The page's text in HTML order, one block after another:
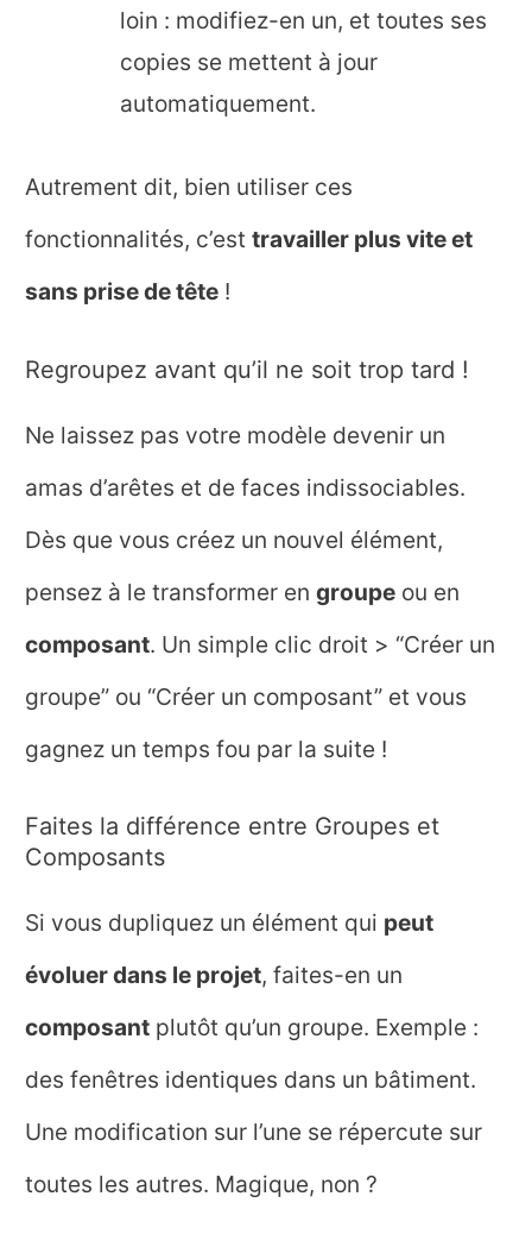
loin : modifiez-en un, et toutes ses
copies se mettent à jour
automatiquement.
Autrement dit, bien utiliser ces
fonctionnalités, c’est travailler plus vite et
sans prise de tête !
Regroupez avant qu’il ne soit trop tard !
Ne laissez pas votre modèle devenir un
amas d’arêtes et de faces indissociables.
Dès que vous créez un nouvel élément,
pensez à le transformer en groupe ou en
composant. Un simple clic droit > “Créer un
groupe” ou “Créer un composant” et vous
gagnez un temps fou par la suite !
Faites la différence entre Groupes et
Composants
Si vous dupliquez un élément qui peut
évoluer dans le projet, faites-en un
composant plutôt qu’un groupe. Exemple :
des fenêtres identiques dans un bâtiment.
Une modification sur l’une se répercute sur
toutes les autres. Magique, non ?